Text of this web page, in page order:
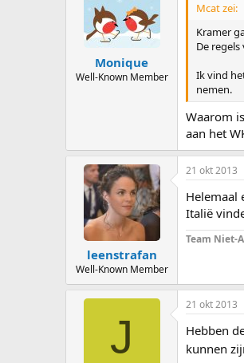
Monique
Well-Known Member
Mcat zei:
Kramer
De
Ik vind
nemen.
Waarom
aan het
leenstrafan
Well-Known Member
21 okt 2013
Helemaal
Italië
Team Niet-
J
21 okt 2013
Hebben
kunnen